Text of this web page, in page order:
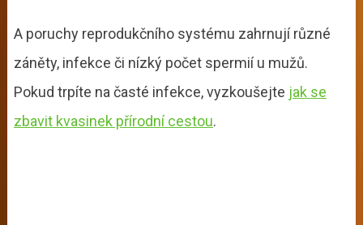
A poruchy reprodukčního systému zahrnují různé
záněty, infekce či nízký počet spermií u mužů.
Pokud trpíte na časté infekce, vyzkoušejte jak se
zbavit kvasinek přírodní cestou.